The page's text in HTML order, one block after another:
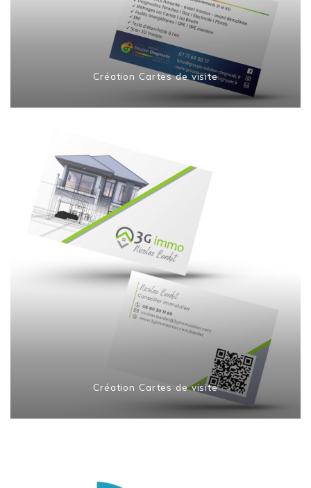
Création Cartes de visite
Création Cartes de visite